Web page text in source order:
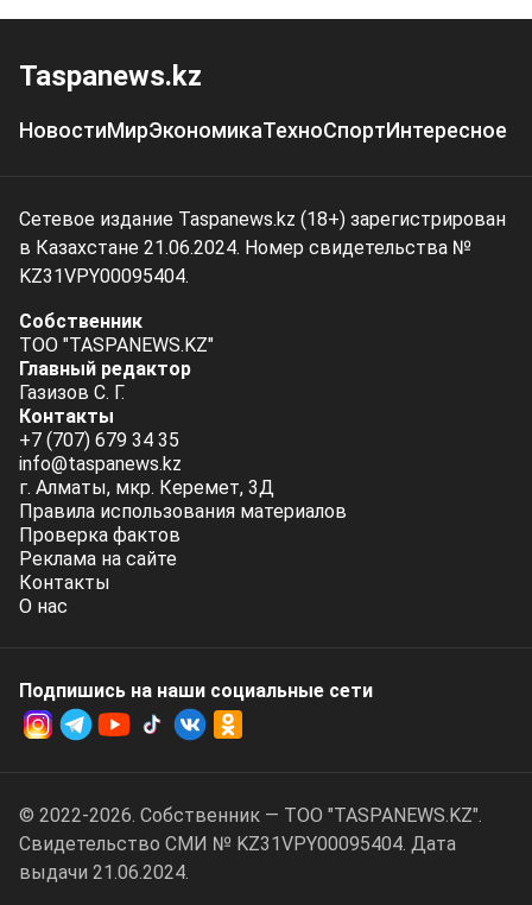
Taspanews.kz
НовостиМирЭкономикаТехноСпортИнтересное
Сетевое издание Taspanews.kz (18+) зарегистрирован
в Казахстане 21.06.2024. Номер свидетельства №
KZ31VPY00095404.
Собственник
ТОО "TASPANEWS.KZ"
Главный редактор
Газизов С. Г.
Контакты
+7 (707) 679 34 35
info@taspanews.kz
г. Алматы, мкр. Керемет, 3Д
Правила использования материалов
Проверка фактов
Реклама на сайте
Контакты
О нас
Подпишись на наши социальные cети
© 2022-2026. Собственник — ТОО "TASPANEWS.KZ".
Cвидетельство СМИ № KZ31VPY00095404. Дата
выдачи 21.06.2024.